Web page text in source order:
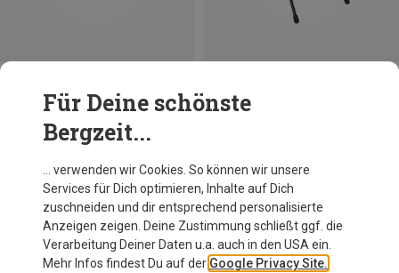
Origin Outdoors
Emaille Tasse
Für Deine schönste
Bergzeit...
… verwenden wir Cookies. So können wir unsere
Services für Dich optimieren, Inhalte auf Dich
zuschneiden und dir entsprechend personalisierte
Anzeigen zeigen. Deine Zustimmung schließt ggf. die
Verarbeitung Deiner Daten u.a. auch in den USA ein.
Mehr Infos findest Du auf der Google Privacy Site.